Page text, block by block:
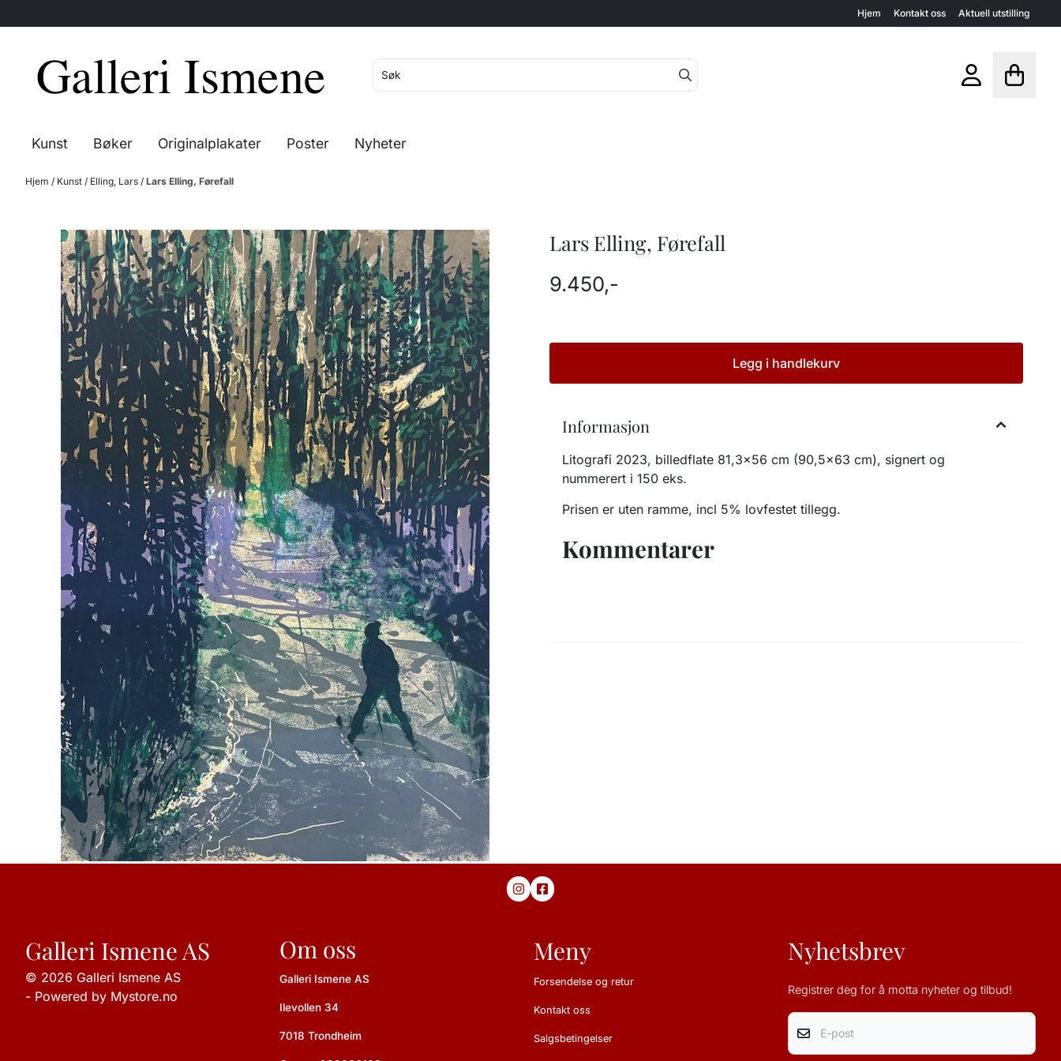
Hjem Kontakt oss Aktuell utstilling
Kunst Bøker Originalplakater Poster Nyheter
Hjem / Kunst / Elling, Lars / Lars Elling, Førefall
Lars Elling, Førefall
9.450,-
Legg i handlekurv
Informasjon
Litografi 2023, billedflate 81,3x56 cm (90,5x63 cm), signert og
nummerert i 150 eks.
Prisen er uten ramme, incl 5% lovfestet tillegg.
Kommentarer
Galleri Ismene AS
© 2026 Galleri Ismene AS
- Powered by Mystore.no
Om oss
Galleri Ismene AS
Ilevollen 34
7018 Trondheim
Meny
Forsendelse og retur
Kontakt oss
Salgsbetingelser
Nyhetsbrev
Registrer deg for å motta nyheter og tilbud!
E-post